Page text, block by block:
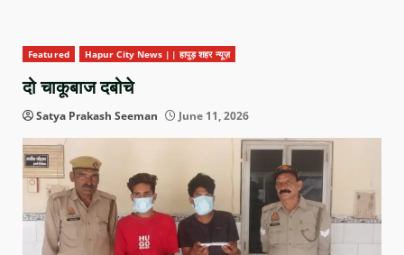
Featured Hapur City News || हापुड़ शहर न्यूज़
दो चाकूबाज दबोचे
Satya Prakash Seeman June 11, 2026